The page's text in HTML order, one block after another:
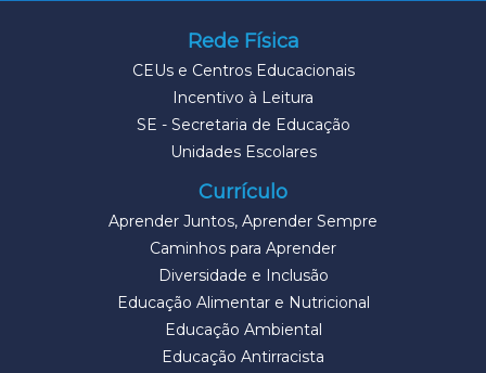
Rede Física
CEUs e Centros Educacionais
Incentivo à Leitura
SE - Secretaria de Educação
Unidades Escolares
Currículo
Aprender Juntos, Aprender Sempre
Caminhos para Aprender
Diversidade e Inclusão
Educação Alimentar e Nutricional
Educação Ambiental
Educação Antirracista